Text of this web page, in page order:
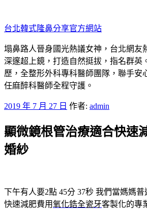
至
主
要
內
容
台北韓式隆鼻分享官方網站
塌鼻路人晉身國光熱議女神，台北網友
深邃超上鏡，打造自然挺拔，指名群英
歷，全整形外科專科醫師團隊，聯手安
任麻醉科醫師全程守護。
發
於
2019 年 7 月 27 日 作者: admin
顯微鏡根管治療適合快速
婚紗
下午有人要2點 45分 37秒 我們當媽媽普
快速減肥費用氧化鋯全瓷牙客製化的專